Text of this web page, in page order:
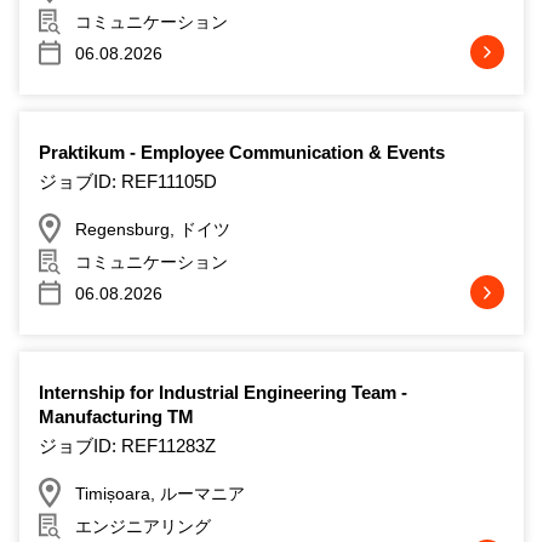
コミュニケーション
06.08.2026
Praktikum - Employee Communication & Events
ジョブID: REF11105D
Regensburg, ドイツ
コミュニケーション
06.08.2026
Internship for Industrial Engineering Team -
Manufacturing TM
ジョブID: REF11283Z
Timișoara, ルーマニア
エンジニアリング